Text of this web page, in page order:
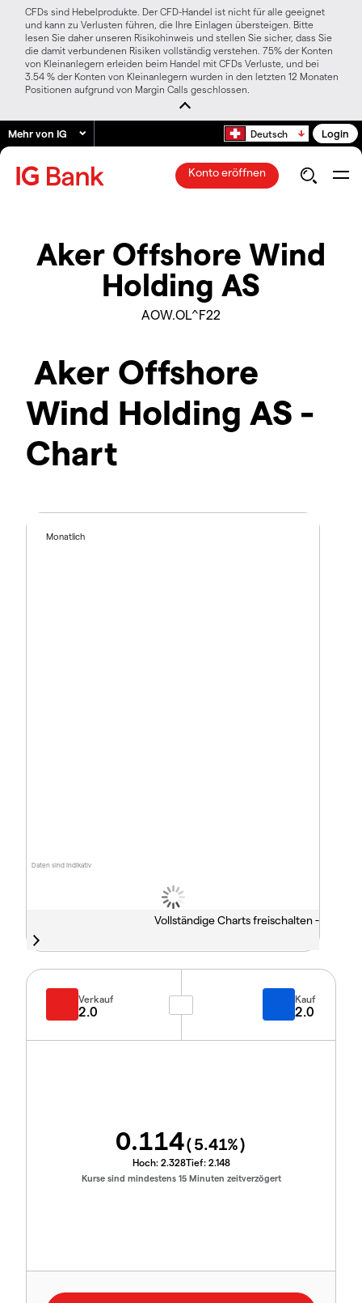
CFDs sind Hebelprodukte. Der CFD-Handel ist nicht für alle geeignet
und kann zu Verlusten führen, die Ihre Einlagen übersteigen. Bitte
lesen Sie daher unseren Risikohinweis und stellen Sie sicher, dass Sie
die damit verbundenen Risiken vollständig verstehen. 75% der Konten
von Kleinanlegern erleiden beim Handel mit CFDs Verluste, und bei
3.54 % der Konten von Kleinanlegern wurden in den letzten 12 Monaten
Positionen aufgrund von Margin Calls geschlossen.
Mehr von IG Deutsch Login
Konto eröffnen
Aker Offshore Wind
Holding AS
AOW.OL^F22
Aker Offshore
Wind Holding AS -
Chart
Daten sind indikativ
Monatlich
Vollständige Charts freischalten -
Verkauf
2.0
Kauf
2.0
0.114(5.41%)
Hoch: 2.328Tief: 2.148
Kurse sind mindestens 15 Minuten zeitverzögert